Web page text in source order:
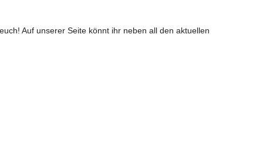
Auf unserer Seite könnt ihr neben all den aktuellen